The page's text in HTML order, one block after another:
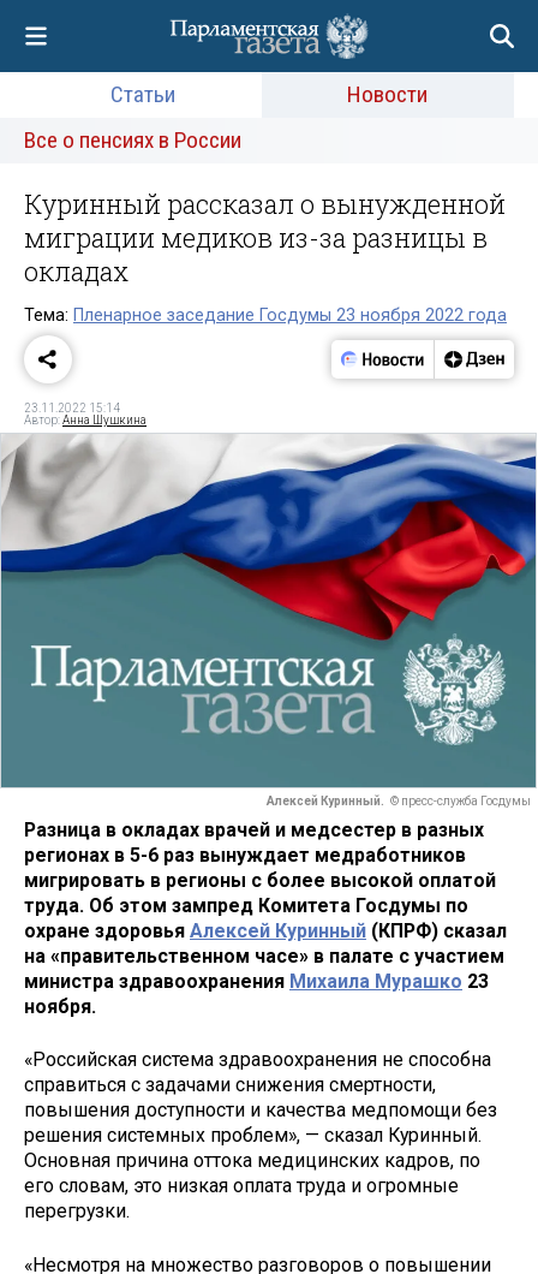
Статьи
Новости
Все о пенсиях в России
Куринный рассказал о вынужденной
миграции медиков из-за разницы в
окладах
Тема: Пленарное заседание Госдумы 23 ноября 2022 года
23.11.2022 15:14
Автор:Анна Шушкина
Алексей Куринный. © пресс-служба Госдумы
Разница в окладах врачей и медсестер в разных
регионах в 5-6 раз вынуждает медработников
мигрировать в регионы с более высокой оплатой
труда. Об этом зампред Комитета Госдумы по
охране здоровья Алексей Куринный (КПРФ) сказал
на «правительственном часе» в палате с участием
министра здравоохранения Михаила Мурашко 23
ноября.
«Российская система здравоохранения не способна
справиться с задачами снижения смертности,
повышения доступности и качества медпомощи без
решения системных проблем», — сказал Куринный.
Основная причина оттока медицинских кадров, по
его словам, это низкая оплата труда и огромные
перегрузки.
«Несмотря на множество разговоров о повышении